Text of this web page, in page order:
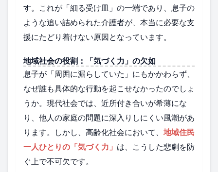
す。これが「細る受け皿」の一端であり、息子の
ような追い詰められた介護者が、本当に必要な支
援にたどり着けない原因となっています。
地域社会の役割：「気づく力」の欠如
息子が「周囲に漏らしていた」にもかかわらず、
なぜ誰も具体的な行動を起こせなかったのでしょ
うか。現代社会では、近所付き合いが希薄にな
り、他人の家庭の問題に深入りしにくい風潮があ
ります。しかし、高齢化社会において、 地域住民
一人ひとりの「気づく力」 は、こうした悲劇を防
ぐ上で不可欠です。